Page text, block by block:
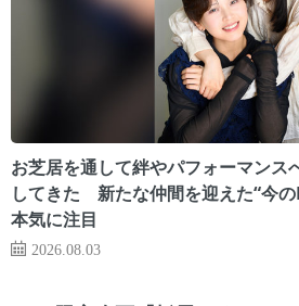
お芝居を通して絆やパフォーマンス
してきた 新たな仲間を迎えた“今
本気に注目
2026.08.03